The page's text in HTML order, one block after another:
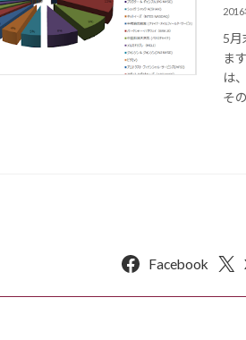
5月
ま
は
そ
Facebook